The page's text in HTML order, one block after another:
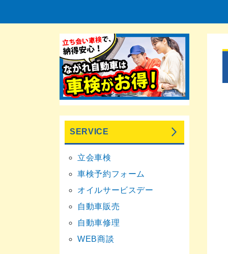
SERVICE
立会車検
車検予約フォーム
オイルサービスデー
自動車販売
自動車修理
WEB商談